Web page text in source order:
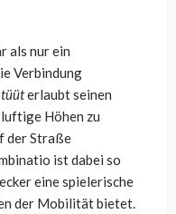
als nur ein
Verbindung
erlaubt seinen
Höhen zu
der Straße
ist dabei so
eine spielerische
der Mobilität bietet.